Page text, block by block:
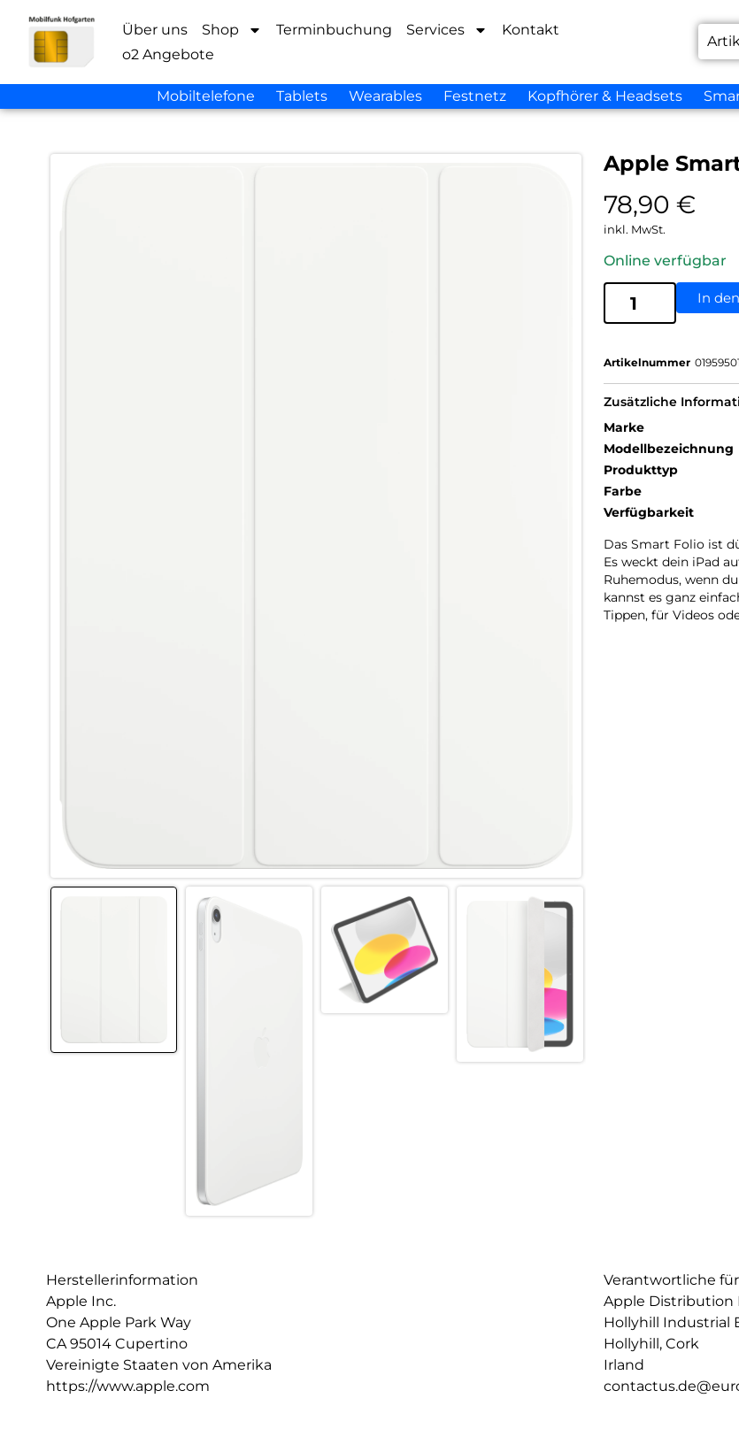
Über uns Shop Terminbuchung Services
Kontakt
o2 Angebote
Mobiltelefone Tablets Wearables Festnetz Kopfhörer & Headsets
Apple
78,90 €
inkl. MwSt.
Online verfügbar
In
Artikelnummer
Zusätzliche
Marke
Modellbezeichnung
Produkttyp
Farbe
Verfügbarkeit
Das Smart Folio ist
Es weckt dein iPad
Ruhemodus, wenn
kannst es ganz
Tippen, für Videos
Herstellerinformation
Apple Inc.
One Apple Park Way
CA 95014 Cupertino
Vereinigte Staaten von Amerika
https://www.apple.com
Verantwortliche
Apple Distribution
Hollyhill Industrial
Hollyhill, Cork
Irland